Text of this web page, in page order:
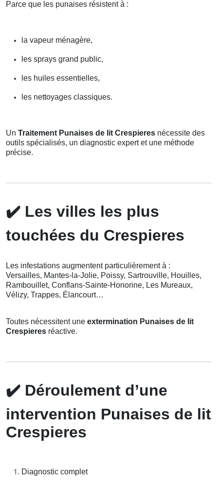
Parce que les punaises résistent à :
la vapeur ménagère,
les sprays grand public,
les huiles essentielles,
les nettoyages classiques.
Un Traitement Punaises de lit Crespieres nécessite des
outils spécialisés, un diagnostic expert et une méthode
précise.
✔️ Les villes les plus
touchées du Crespieres
Les infestations augmentent particulièrement à :
Versailles, Mantes-la-Jolie, Poissy, Sartrouville, Houilles,
Rambouillet, Conflans-Sainte-Honorine, Les Mureaux,
Vélizy, Trappes, Élancourt…
Toutes nécessitent une extermination Punaises de lit
Crespieres réactive.
✔️ Déroulement d’une
intervention Punaises de lit
Crespieres
Diagnostic complet